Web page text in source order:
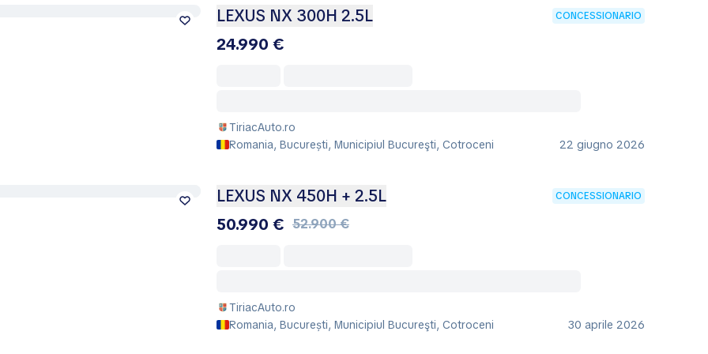
LEXUS NX 300H 2.5L CONCESSIONARIO
24.990 €
TiriacAuto.ro
Romania, București, Municipiul Bucureşti, Cotroceni
22 giugno 2026
LEXUS NX 450H + 2.5L CONCESSIONARIO
50.990 € 52.900 €
TiriacAuto.ro
Romania, București, Municipiul Bucureşti, Cotroceni
30 aprile 2026